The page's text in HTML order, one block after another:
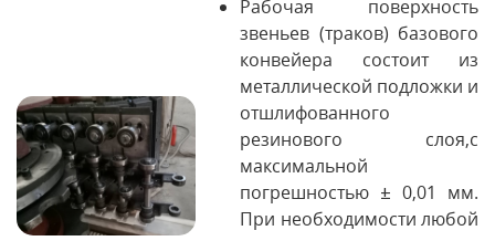
Рабочая поверхность
звеньев (траков) базового
конвейера состоит из
металлической подложки и
отшлифованного
резинового слоя,с
максимальной
погрешностью ± 0,01 мм.
При необходимости любой